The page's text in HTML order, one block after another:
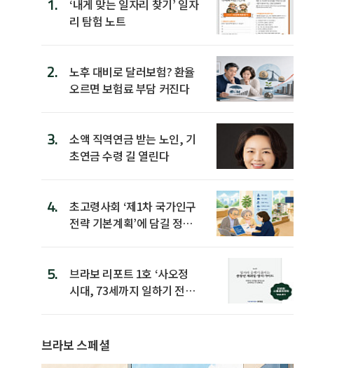
1.
‘내게 맞는 일자리 찾기’ 일자
리 탐험 노트
2.
노후 대비로 달러보험? 환율
오르면 보험료 부담 커진다
3.
소액 직역연금 받는 노인, 기
초연금 수령 길 열린다
4.
초고령사회 ‘제1차 국가인구
전략 기본계획’에 담길 정책
5.
브라보 리포트 1호 ‘사오정
시대, 73세까지 일하기 전략’
브라보 스페셜